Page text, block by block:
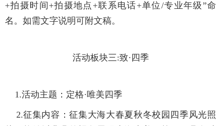
+拍摄时间+拍摄地点+联系电话+单位/专业年级”命
名。如需文字说明可附文稿。
活动板块三:致·四季
1.活动主题： 定格·唯美四季
2.征集内容：征集大海大春夏秋冬校园四季风光照